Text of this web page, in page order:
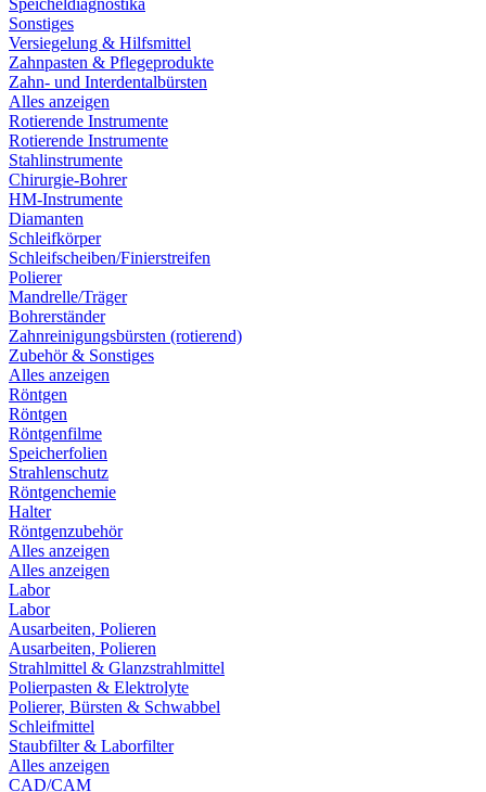
Speicheldiagnostika
Sonstiges
Versiegelung & Hilfsmittel
Zahnpasten & Pflegeprodukte
Zahn- und Interdentalbürsten
Alles anzeigen
Rotierende Instrumente
Rotierende Instrumente
Stahlinstrumente
Chirurgie-Bohrer
HM-Instrumente
Diamanten
Schleifkörper
Schleifscheiben/Finierstreifen
Polierer
Mandrelle/Träger
Bohrerständer
Zahnreinigungsbürsten (rotierend)
Zubehör & Sonstiges
Alles anzeigen
Röntgen
Röntgen
Röntgenfilme
Speicherfolien
Strahlenschutz
Röntgenchemie
Halter
Röntgenzubehör
Alles anzeigen
Alles anzeigen
Labor
Labor
Ausarbeiten, Polieren
Ausarbeiten, Polieren
Strahlmittel & Glanzstrahlmittel
Polierpasten & Elektrolyte
Polierer, Bürsten & Schwabbel
Schleifmittel
Staubfilter & Laborfilter
Alles anzeigen
CAD/CAM